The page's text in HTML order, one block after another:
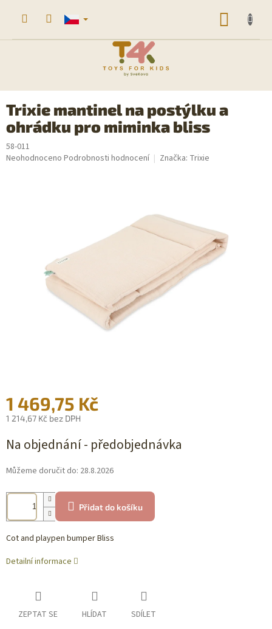
Trixie mantinel na postýlku a
ohrádku pro miminka bliss
58-011
Průměrné
Neohodnoceno Podrobnosti hodnocení Značka: Trixie
1 469,75 Kč
1 214,67 Kč bez DPH
cena:
Na objednání - předobjednávka
Můžeme doručit do: 28.8.2026
Přidat do košíku
Cot and playpen bumper Bliss
Detailní informace
ZEPTAT SE HLÍDAT SDÍLET